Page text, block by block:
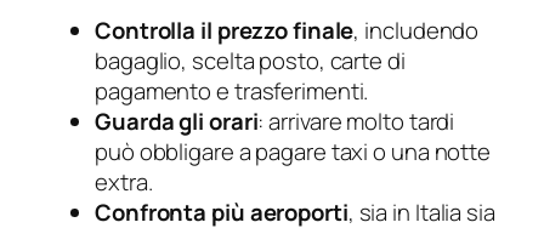
Controlla il prezzo finale, includendo
bagaglio, scelta posto, carte di
pagamento e trasferimenti.
Guarda gli orari: arrivare molto tardi
può obbligare a pagare taxi o una notte
extra.
Confronta più aeroporti, sia in Italia sia